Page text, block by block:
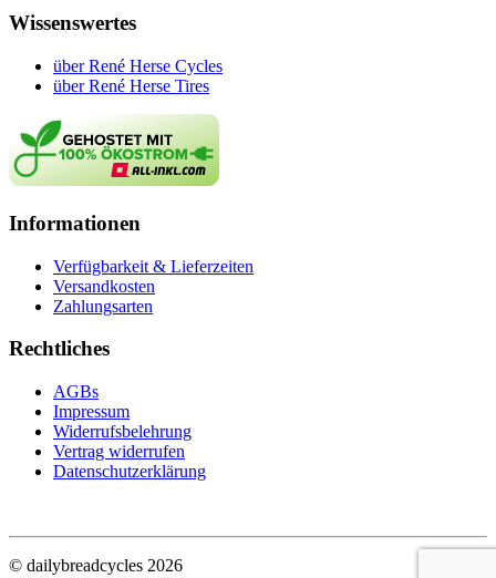
Wissenswertes
über René Herse Cycles
über René Herse Tires
Informationen
Verfügbarkeit & Lieferzeiten
Versandkosten
Zahlungsarten
Rechtliches
AGBs
Impressum
Widerrufsbelehrung
Vertrag widerrufen
Datenschutzerklärung
© dailybreadcycles 2026